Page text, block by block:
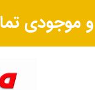
و موجودی